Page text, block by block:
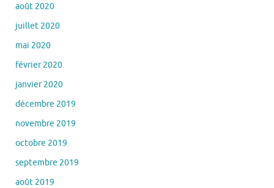
août 2020
juillet 2020
mai 2020
février 2020
janvier 2020
décembre 2019
novembre 2019
octobre 2019
septembre 2019
août 2019